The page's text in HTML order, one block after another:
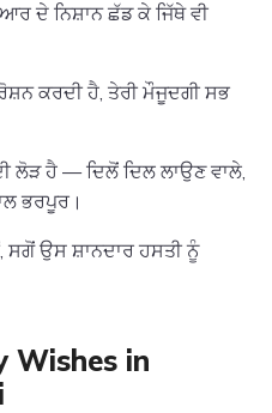
ਦੇ ਨਿਸ਼ਾਨ ਛੱਡ ਕੇ ਜਿੱਥੇ ਵੀ
ਕਰਦੀ ਹੈ, ਤੇਰੀ ਮੌਜੂਦਗੀ ਸਭ
ਲੋੜ ਹੈ — ਦਿਲੋਂ ਦਿਲ ਲਾਉਣ ਵਾਲੇ,
ਭਰਪੂਰ।
ਉਸ ਸ਼ਾਨਦਾਰ ਹਸਤੀ ਨੂੰ
Wishes in